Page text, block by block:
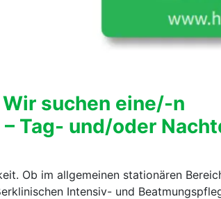
suchen eine/-n
Tag- und/oder
Ob im allgemeinen stationären
Intensiv- und